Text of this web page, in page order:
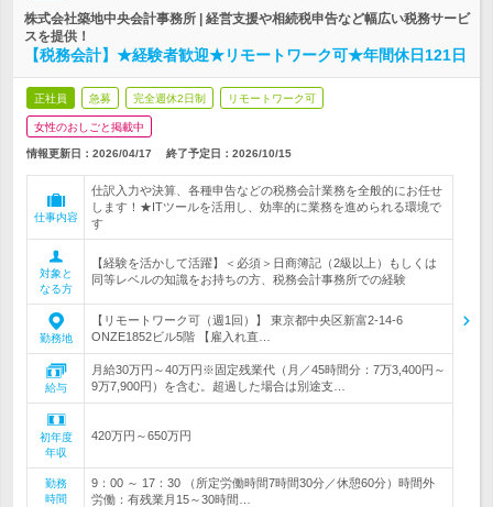
株式会社築地中央会計事務所 | 経営支援や相続税申告など幅広い税務サービ
スを提供！
【税務会計】★経験者歓迎★リモートワーク可★年間休日121日
正社員 急募 完全週休2日制 リモートワーク可
女性のおしごと掲載中
情報更新日：2026/04/17 終了予定日： 2026/10/15
仕事内容
仕訳入力や決算、各種申告などの税務会計業務を全般的にお任せ
します！★ITツールを活用し、効率的に業務を進められる環境で
す
対象と
なる方
【経験を活かして活躍】＜必須＞日商簿記（2級以上）もしくは
同等レベルの知識をお持ちの方、税務会計事務所での経験
勤務地
【リモートワーク可（週1回）】 東京都中央区新富2-14-6
ONZE1852ビル5階 【雇入れ直…
給与
月給30万円～40万円※固定残業代（月／45時間分：7万3,400円～
9万7,900円）を含む。超過した場合は別途支…
初年度
年収
420万円～650万円
勤務
時間
9：00 ～ 17：30 （所定労働時間7時間30分／休憩60分）時間外
労働：有残業月15～30時間…